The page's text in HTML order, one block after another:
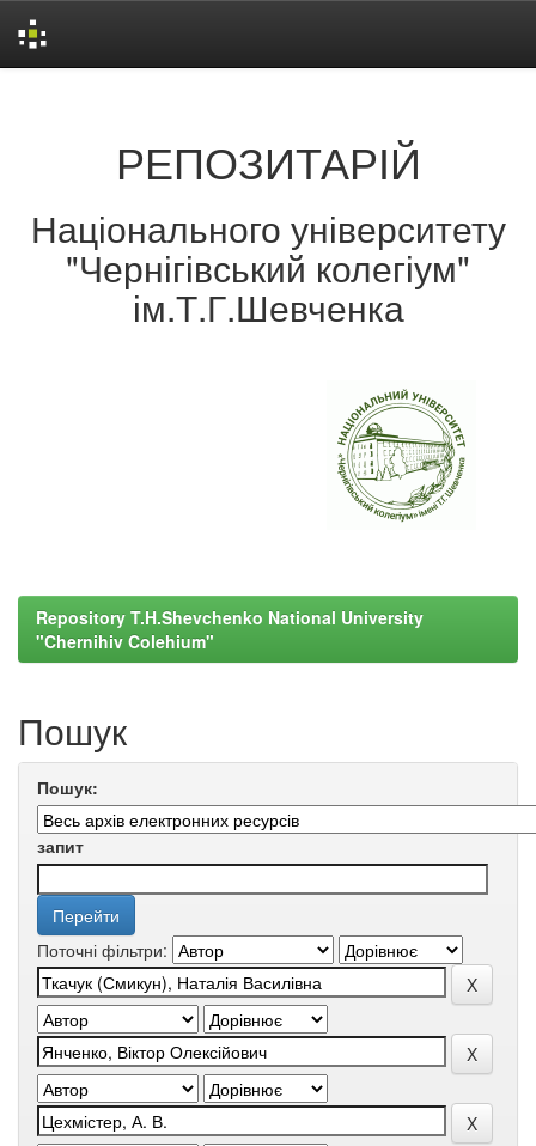
РЕПОЗИТАРІЙ
Національного університету
"Чернігівський колегіум"
ім.Т.Г.Шевченка
Repository T.H.Shevchenko National University
"Chernihiv Colehium"
Пошук
Пошук:
запит
Поточні фільтри: